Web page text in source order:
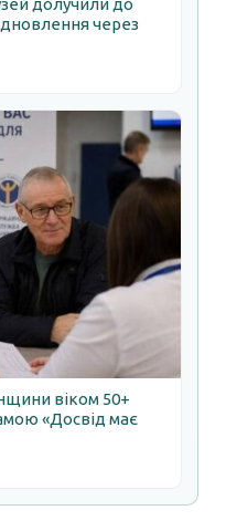
долучили до
через
віком 50+
«Досвід має